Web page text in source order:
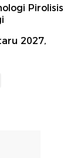
Pirolisis
2027,